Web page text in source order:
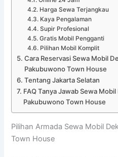
Harga Sewa Terjangkau
Kaya Pengalaman
Supir Profesional
Gratis Mobil Pengganti
Pilihan Mobil Komplit
Cara Reservasi Sewa Mobil
Pakubuwono Town House
Tentang Jakarta Selatan
FAQ Tanya Jawab Sewa
Pakubuwono Town House
Pilihan Armada Sewa Mobil
Town House